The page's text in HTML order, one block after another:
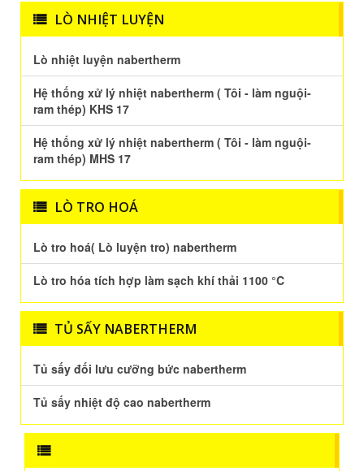
LÒ NHIỆT LUYỆN
Lò nhiệt luyện nabertherm
Hệ thống xử lý nhiệt nabertherm ( Tôi - làm nguội-
ram thép) KHS 17
Hệ thống xử lý nhiệt nabertherm ( Tôi - làm nguội-
ram thép) MHS 17
LÒ TRO HOÁ
Lò tro hoá( Lò luyện tro) nabertherm
Lò tro hóa tích hợp làm sạch khí thải 1100 °C
TỦ SẤY NABERTHERM
Tủ sấy đối lưu cưỡng bức nabertherm
Tủ sấy nhiệt độ cao nabertherm